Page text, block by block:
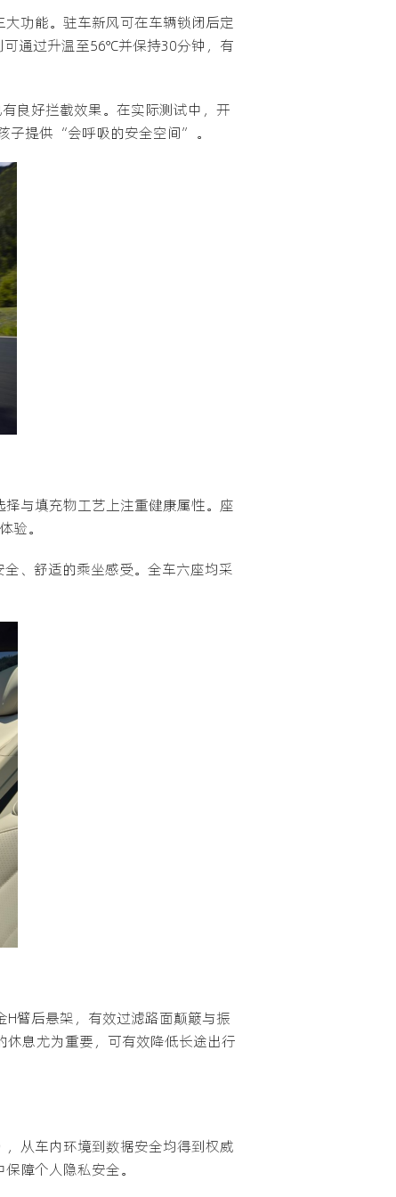
功能。驻车新风可在车辆锁闭后定
通过升温至56℃并保持30分钟，有
良好拦截效果。在实际测试中，开
子提供“会呼吸的安全空间”。
与填充物工艺上注重健康属性。座
验。
、舒适的乘坐感受。全车六座均采
臂后悬架，有效过滤路面颠簸与振
息尤为重要，可有效降低长途出行
从车内环境到数据安全均得到权威
障个人隐私安全。